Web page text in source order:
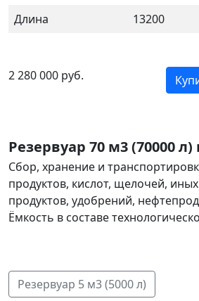
Длина
13200
2 280 000 руб.
Резервуар 70 м3 (70000
Сбор, хранение и
продуктов, кислот, щелочей,
продуктов, удобрений,
Ёмкость в составе
Резервуар 5 м3 (5000 л)